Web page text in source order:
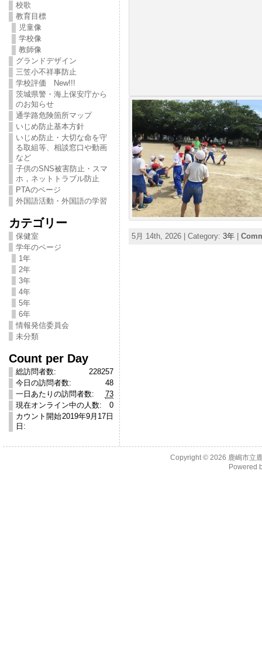
校歌
教育目標
児童像
学校像
教師像
グランドデザイン
三笠小不祥事防止
学校評価 New!!!
茨城県警・海上保安庁から
のお知らせ
通学路危険箇所マップ
いじめ防止基本方針
いじめ防止・大切な命を守
る取組等、相談窓口や動画
など
子供のSNS被害防止・スマ
ホ，ネットトラブル防止
PTAのページ
外国語活動・外国語の学習
カテゴリー
保健室
学年のページ
1年
2年
3年
4年
5年
6年
情報発信委員会
未分類
Count per Day
228257
総訪問者数:
48
今日の訪問者数:
73
一日あたりの訪問者数:
0
現在オンライン中の人数:
2019年9月17日
カウント開始
日:
5月 14th, 2026 | Category: 3年|
Copyright © 2026 鹿嶋市立
Powered